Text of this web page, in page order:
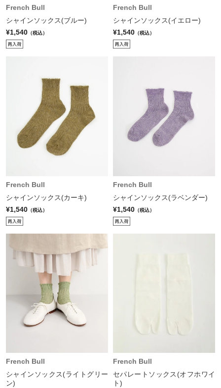
French Bull
シャインソックス(ブルー)
¥1,540 （税込）
French Bull
シャインソックス(イエロー)
¥1,540 （税込）
French Bull
シャインソックス(カーキ)
¥1,540 （税込）
French Bull
シャインソックス(ラベンダー)
¥1,540 （税込）
French Bull
シャインソックス(ライトグリー
ン)
French Bull
セパレートソックス(オフホワイ
ト)